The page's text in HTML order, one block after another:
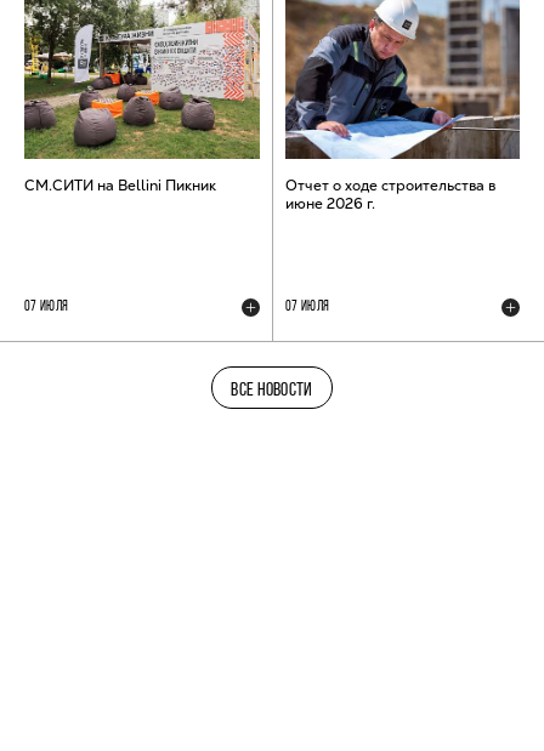
СМ.СИТИ на Bellini Пикник
07 ИЮЛЯ
Отчет о ходе строительства в
июне 2026 г.
07 ИЮЛЯ
ВСЕ НОВОСТИ